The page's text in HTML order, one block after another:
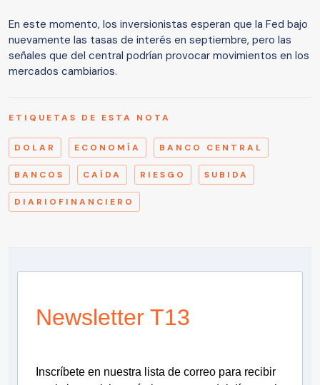
En este momento, los inversionistas esperan que la Fed bajo
nuevamente las tasas de interés en septiembre, pero las
señales que del central podrían provocar movimientos en los
mercados cambiarios.
ETIQUETAS DE ESTA NOTA
DOLAR ECONOMÍA BANCO CENTRAL
BANCOS CAÍDA RIESGO SUBIDA
DIARIOFINANCIERO
Newsletter T13
Inscríbete en nuestra lista de correo para recibir